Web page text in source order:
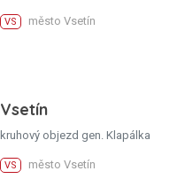
VS město Vsetín
Vsetín
kruhový objezd gen. Klapálka
VS město Vsetín